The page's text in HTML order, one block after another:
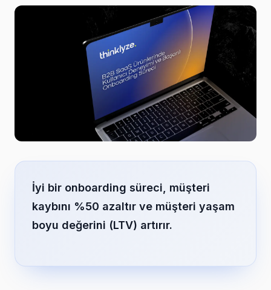
İyi bir onboarding süreci, müşteri
kaybını %50 azaltır ve müşteri yaşam
boyu değerini (LTV) artırır.